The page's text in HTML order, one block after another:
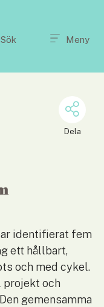
Sök Meny
Dela
identifierat fem
ett hållbart,
och med cykel.
projekt och
gemensamma